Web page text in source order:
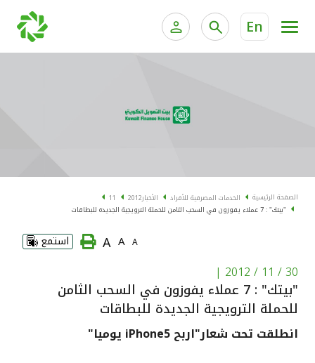
En
الخدمات المصرفية الإلكترونية للشركات
البطاقات
"برامج العملاء"
الاستثمار
القنوات المصرفية
الصفحة الرئيسية الخدمات المصرفية للأفراد الأخبار2012
11
"بيتك" : 7 عملاء يفوزون في السحب الثامن للحملة الترويجية الجديدة للبطاقات
A
A
A استمع
30 / 11 / 2012
|
"بيتك" : 7 عملاء يفوزون في السحب الثامن
للحملة الترويجية الجديدة للبطاقات
انطلقت تحت شعار"اربح iPhone5 يوميا"